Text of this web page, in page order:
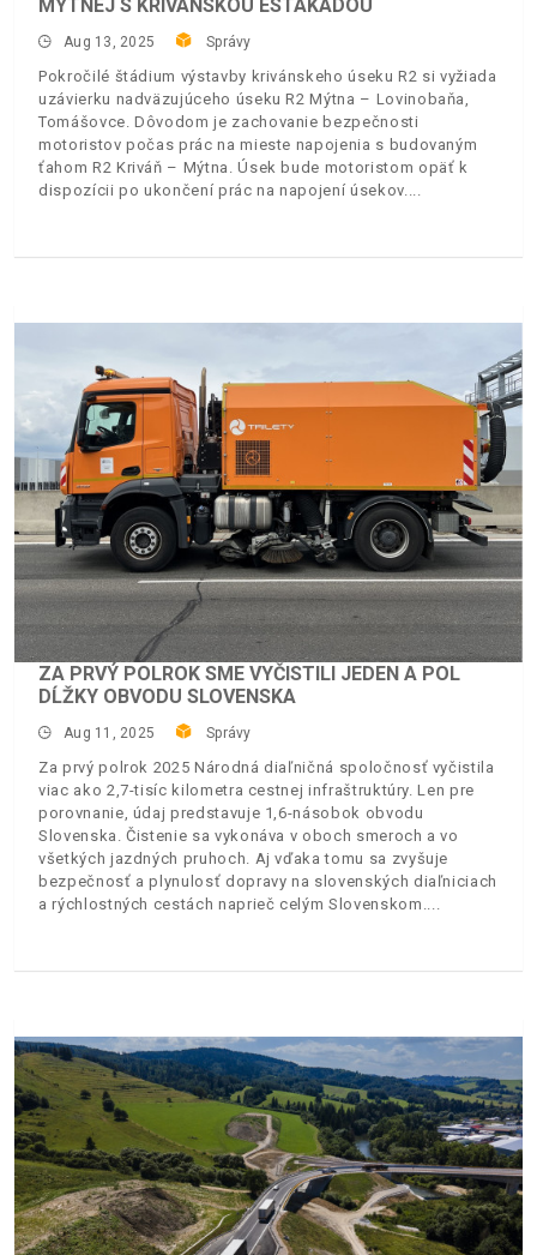
MÝTNEJ S KRIVÁNSKOU ESTAKÁDOU
Aug 13, 2025 Správy
Pokročilé štádium výstavby krivánskeho úseku R2 si vyžiada
uzávierku nadväzujúceho úseku R2 Mýtna – Lovinobaňa,
Tomášovce. Dôvodom je zachovanie bezpečnosti
motoristov počas prác na mieste napojenia s budovaným
ťahom R2 Kriváň – Mýtna. Úsek bude motoristom opäť k
dispozícii po ukončení prác na napojení úsekov.
ZA PRVÝ POLROK SME VYČISTILI JEDEN A POL
DĹŽKY OBVODU SLOVENSKA
Aug 11, 2025 Správy
Za prvý polrok 2025 Národná diaľničná spoločnosť vyčistila
viac ako 2,7-tisíc kilometra cestnej infraštruktúry. Len pre
porovnanie, údaj predstavuje 1,6-násobok obvodu
Slovenska. Čistenie sa vykonáva v oboch smeroch a vo
všetkých jazdných pruhoch. Aj vďaka tomu sa zvyšuje
bezpečnosť a plynulosť dopravy na slovenských diaľniciach
a rýchlostných cestách naprieč celým Slovenskom.